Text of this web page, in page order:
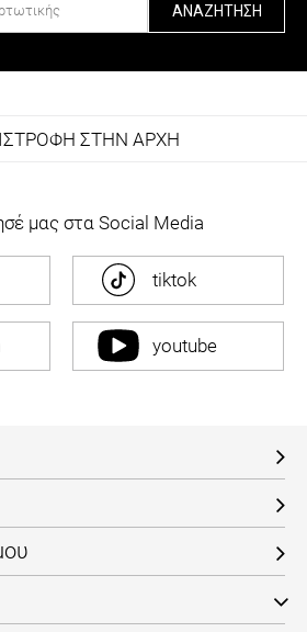
ΑΝΑΖΉΤΗΣΗ
ΣΤΗΝ ΑΡΧΗ
μας στα Social Media
tiktok
youtube